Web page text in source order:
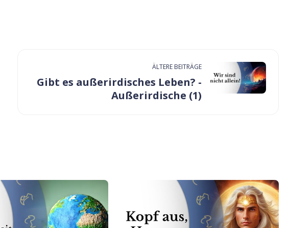
ÄLTERE BEITRÄGE
Gibt es außerirdisches Leben? -
Außerirdische (1)